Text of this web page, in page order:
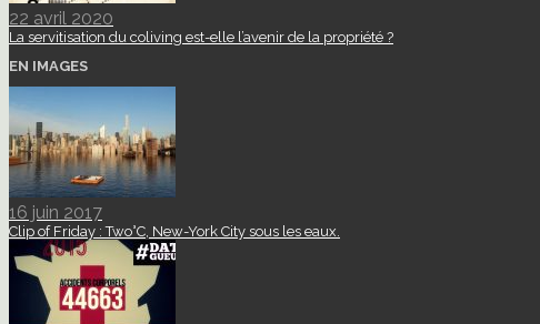
22 avril 2020
La servitisation du coliving est-elle l’avenir de la propriété ?
EN IMAGES
16 juin 2017
Clip of Friday : Two°C, New-York City sous les eaux.